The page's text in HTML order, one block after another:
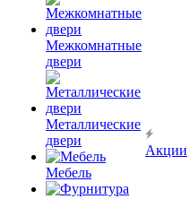
Межкомнатные
двери
Металлические
двери
Мебель
Акции